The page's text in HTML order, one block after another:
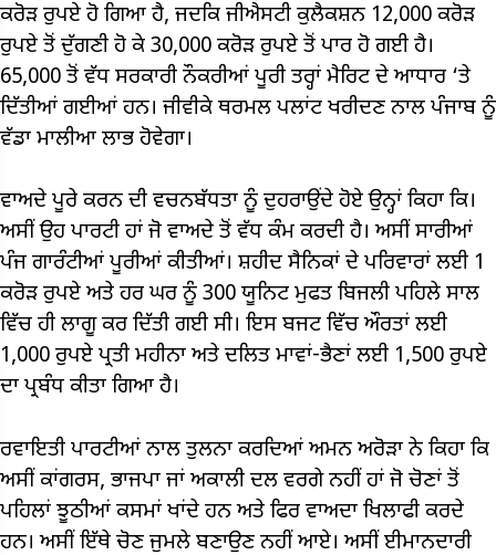
ਕਰੋੜ ਰੁਪਏ ਹੋ ਗਿਆ ਹੈ, ਜਦਕਿ ਜੀਐਸਟੀ ਕੁਲੈਕਸ਼ਨ 12,000 ਕਰੋੜ
ਰੁਪਏ ਤੋਂ ਦੁੱਗਣੀ ਹੋ ਕੇ 30,000 ਕਰੋੜ ਰੁਪਏ ਤੋਂ ਪਾਰ ਹੋ ਗਈ ਹੈ।
65,000 ਤੋਂ ਵੱਧ ਸਰਕਾਰੀ ਨੌਕਰੀਆਂ ਪੂਰੀ ਤਰ੍ਹਾਂ ਮੈਰਿਟ ਦੇ ਆਧਾਰ ‘ਤੇ
ਦਿੱਤੀਆਂ ਗਈਆਂ ਹਨ। ਜੀਵੀਕੇ ਥਰਮਲ ਪਲਾਂਟ ਖਰੀਦਣ ਨਾਲ ਪੰਜਾਬ ਨੂੰ
ਵੱਡਾ ਮਾਲੀਆ ਲਾਭ ਹੋਵੇਗਾ।
ਵਾਅਦੇ ਪੂਰੇ ਕਰਨ ਦੀ ਵਚਨਬੱਧਤਾ ਨੂੰ ਦੁਹਰਾਉਂਦੇ ਹੋਏ ਉਨ੍ਹਾਂ ਕਿਹਾ ਕਿ।
ਅਸੀਂ ਉਹ ਪਾਰਟੀ ਹਾਂ ਜੋ ਵਾਅਦੇ ਤੋਂ ਵੱਧ ਕੰਮ ਕਰਦੀ ਹੈ। ਅਸੀਂ ਸਾਰੀਆਂ
ਪੰਜ ਗਾਰੰਟੀਆਂ ਪੂਰੀਆਂ ਕੀਤੀਆਂ। ਸ਼ਹੀਦ ਸੈਨਿਕਾਂ ਦੇ ਪਰਿਵਾਰਾਂ ਲਈ 1
ਕਰੋੜ ਰੁਪਏ ਅਤੇ ਹਰ ਘਰ ਨੂੰ 300 ਯੂਨਿਟ ਮੁਫਤ ਬਿਜਲੀ ਪਹਿਲੇ ਸਾਲ
ਵਿੱਚ ਹੀ ਲਾਗੂ ਕਰ ਦਿੱਤੀ ਗਈ ਸੀ। ਇਸ ਬਜਟ ਵਿੱਚ ਔਰਤਾਂ ਲਈ
1,000 ਰੁਪਏ ਪ੍ਰਤੀ ਮਹੀਨਾ ਅਤੇ ਦਲਿਤ ਮਾਵਾਂ-ਭੈਣਾਂ ਲਈ 1,500 ਰੁਪਏ
ਦਾ ਪ੍ਰਬੰਧ ਕੀਤਾ ਗਿਆ ਹੈ।
ਰਵਾਇਤੀ ਪਾਰਟੀਆਂ ਨਾਲ ਤੁਲਨਾ ਕਰਦਿਆਂ ਅਮਨ ਅਰੋੜਾ ਨੇ ਕਿਹਾ ਕਿ
ਅਸੀਂ ਕਾਂਗਰਸ, ਭਾਜਪਾ ਜਾਂ ਅਕਾਲੀ ਦਲ ਵਰਗੇ ਨਹੀਂ ਹਾਂ ਜੋ ਚੋਣਾਂ ਤੋਂ
ਪਹਿਲਾਂ ਝੂਠੀਆਂ ਕਸਮਾਂ ਖਾਂਦੇ ਹਨ ਅਤੇ ਫਿਰ ਵਾਅਦਾ ਖਿਲਾਫੀ ਕਰਦੇ
ਹਨ। ਅਸੀਂ ਇੱਥੇ ਚੋਣ ਜੁਮਲੇ ਬਣਾਉਣ ਨਹੀਂ ਆਏ। ਅਸੀਂ ਈਮਾਨਦਾਰੀ